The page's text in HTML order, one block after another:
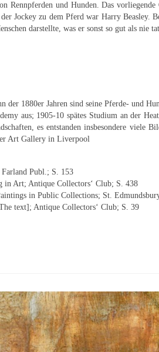
Rennpferden und Hunden. Das
Jockey zu dem Pferd war Harry Beasley.
darstellte, was er sonst so gut als nie
der 1880er Jahren sind seine Pferde- und
aus; 1905-10 spätes Studium an der
es entstanden insbesondere
Art Gallery in Liverpool
Publ.; S. 153
Art; Antique Collectors‘ Club; S. 438
in Public Collections; St.
text]; Antique Collectors‘ Club; S. 39